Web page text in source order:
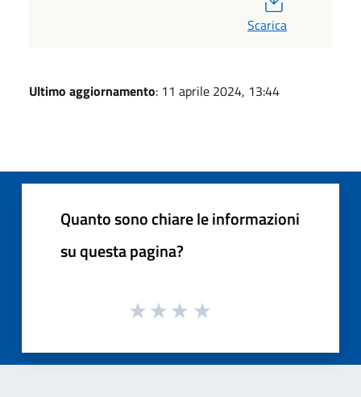
Scarica
Ultimo aggiornamento: 11 aprile 2024, 13:44
Quanto sono chiare le informazioni
su questa pagina?